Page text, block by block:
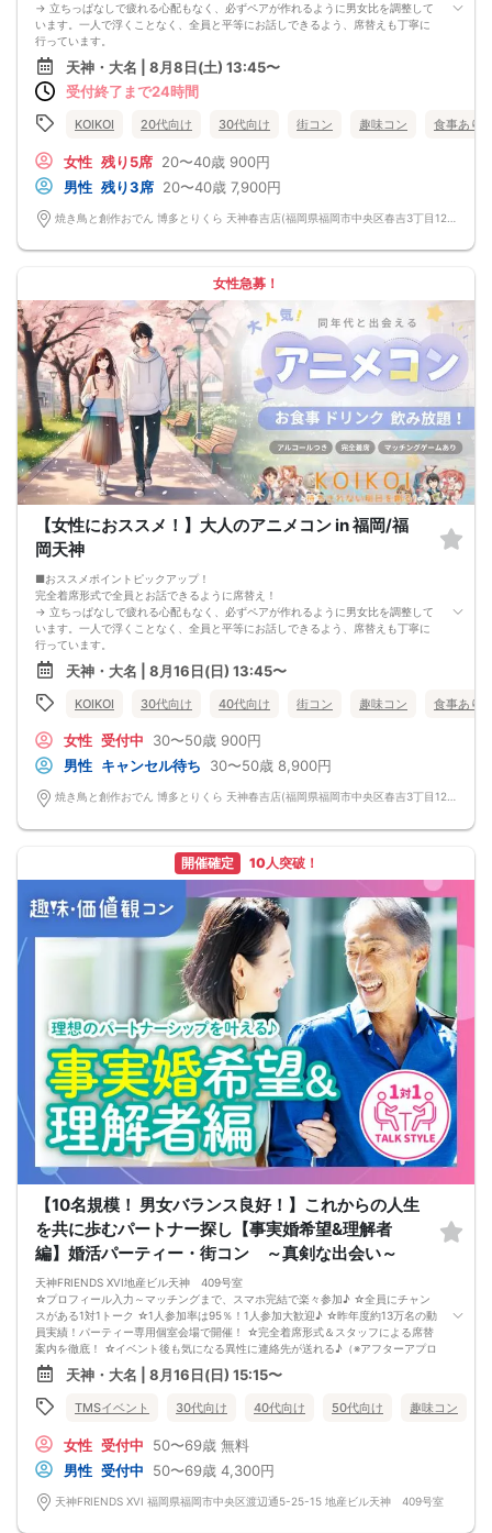
→ 立ちっぱなしで疲れる心配もなく、必ずペアが作れるように男女比を調整して
います。一人で浮くことなく、全員と平等にお話しできるよう、席替えも丁寧に
行っています。
会話を盛り上げるプロフィールシート＆アニメ一覧表！
→ 趣味や好みからスムーズに会話がスタート！「何を話そう…」と悩むことな
く、共通の話題で盛り上がれます。
→ 恥ずかしがらずに気になる相手とつながれる！結果は本人だけにわかるように
■最少催行人数
男女4対4
■中止判断タイミング
■飲食
→ お酒が飲めない方にはソフトドリンクも豊富にご用意しています！
天神・大名 | 8月8日(土) 13:45〜
受付終了まで24時間
KOIKOI 20代向け 30代向け 街コン 趣味コン 食事あり
女性 残り5席 20〜40歳 900円
男性 残り3席 20〜40歳 7,900円
女性急募！
【女性におススメ！】大人のアニメコン in 福岡/福
岡天神
■おススメポイントピックアップ！
完全着席形式で全員とお話できるように席替え！
→ 立ちっぱなしで疲れる心配もなく、必ずペアが作れるように男女比を調整して
います。一人で浮くことなく、全員と平等にお話しできるよう、席替えも丁寧に
行っています。
会話を盛り上げるプロフィールシート＆アニメ一覧表！
→ 趣味や好みからスムーズに会話がスタート！「何を話そう…」と悩むことな
く、共通の話題で盛り上がれます。
自然なつながりをサポートするマッチングゲーム開催！
返却されるので安心です。
■最少催行人数
男女4対4
■中止判断タイミング
前日20時、または開催6時間前の時点で最少開催人数に満たない場合
→ お酒が飲めない方にはソフトドリンクも豊富にご用意しています！
天神・大名 | 8月16日(日) 13:45〜
KOIKOI 30代向け 40代向け 街コン 趣味コン 食事あり
女性 受付中 30〜50歳 900円
男性 キャンセル待ち 30〜50歳 8,900円
焼き鳥と創作おでん 博多とりくら 天神春吉店(福岡県福岡市中央区春吉3丁目12-24-2 BLUGE天神1階) 福岡県福岡市中央区春吉3丁目12-24-2 BLUGE天神1階
開催確定 10人突破！
【10名規模！ 男女バランス良好！】これからの人生
を共に歩むパートナー探し【事実婚希望&理解者
編】婚活パーティー・街コン ～真剣な出会い～
天神FRIENDS XVI地産ビル天神 409号室
☆プロフィール入力～マッチングまで、スマホ完結で楽々参加♪ ☆全員にチャン
スがある1対1トーク ☆1人参加率は95％！1人参加大歓迎♪ ☆昨年度約13万名の動
員実績！パーティー専用個室会場で開催！ ☆完全着席形式＆スタッフによる席替
案内を徹底！ ☆イベント後も気になる異性に連絡先が送れる♪（※アフターアプロ
ーチ機能） スタッフの進行で全員の方とお話できるので、フリータイムで放置さ
れて人気の方と一度もお話できずに気が付いたらイベント終了・・・ということ
は一切ありません！ 【持ち物について】 ・ご本人様確認書類（無い場合はキャン
セル扱いとなります） ・最新版Google Chromeか最新版Safariを使用可能なスマ
関係上、カードスタイルに切り替えて催行する場合がございます。） ・なるべく
お釣銭がでないようご用意いただけますと幸いです。 【ご参加前にご確認くださ
い】 ・Wi-Fiの用意はありませんので、ネット環境が万全でない場合にはご参加い
ただけません。 ・充電器の貸し出しは行っておりません。 【ご来場に際して】
渋滞や駐車場満車による遅刻が増えております。お車でお越しになる場合は開始
天神・大名 | 8月16日(日) 15:15〜
TMSイベント 30代向け 40代向け 50代向け 趣味コン
女性 受付中 50〜69歳 無料
男性 受付中 50〜69歳 4,300円
天神FRIENDS XVI 福岡県福岡市中央区渡辺通5-25-15 地産ビル天神 409号室